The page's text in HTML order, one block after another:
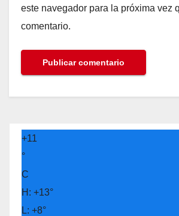
este navegador para la próxima vez
comentario.
+11
°
C
H: +13°
L: +8°